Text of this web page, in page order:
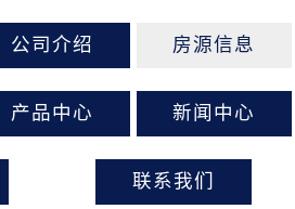
公司介绍 房源信息
产品中心 新闻中心
联系我们